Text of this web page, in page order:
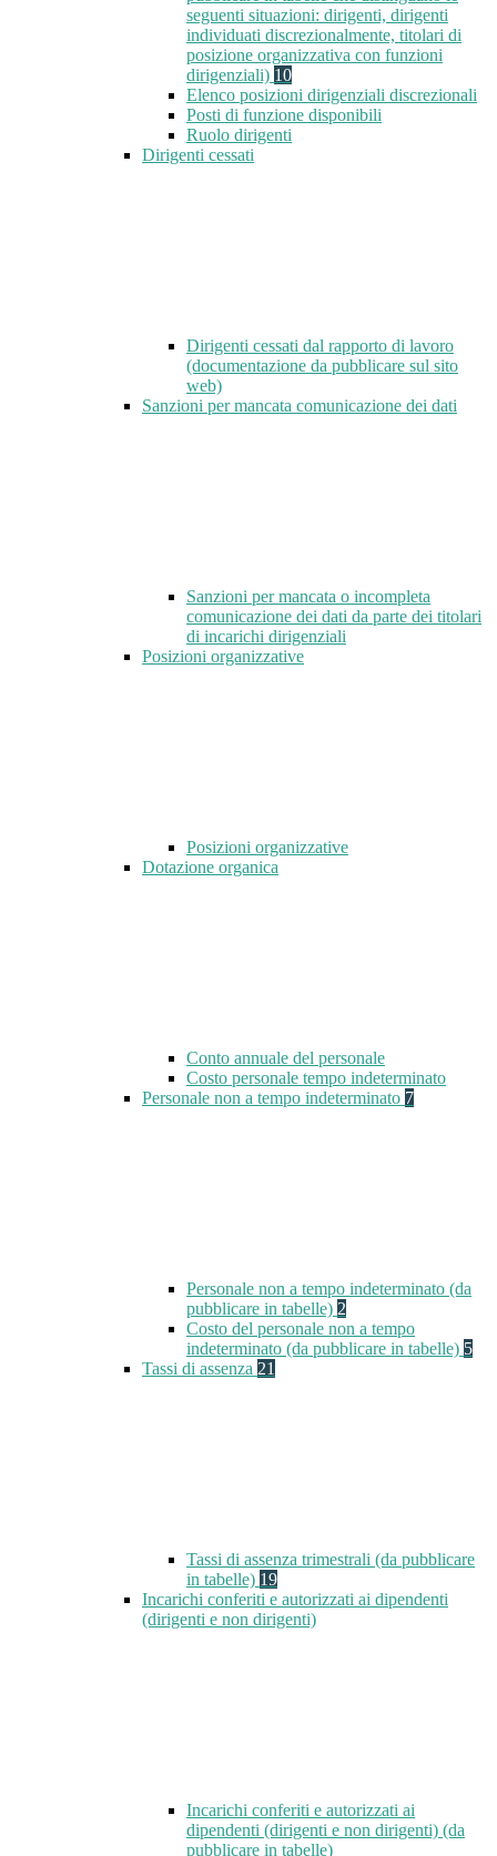
seguenti situazioni: dirigenti, dirigenti
individuati discrezionalmente, titolari di
posizione organizzativa con funzioni
dirigenziali) 10
Elenco posizioni dirigenziali discrezionali
Posti di funzione disponibili
Ruolo dirigenti
Dirigenti cessati
Dirigenti cessati dal rapporto di lavoro
(documentazione da pubblicare sul sito
web)
Sanzioni per mancata comunicazione dei dati
Sanzioni per mancata o incompleta
comunicazione dei dati da parte dei titolari
di incarichi dirigenziali
Posizioni organizzative
Posizioni organizzative
Dotazione organica
Conto annuale del personale
Costo personale tempo indeterminato
Personale non a tempo indeterminato 7
Personale non a tempo indeterminato (da
pubblicare in tabelle) 2
Costo del personale non a tempo
indeterminato (da pubblicare in tabelle) 5
Tassi di assenza 21
Tassi di assenza trimestrali (da pubblicare
in tabelle) 19
Incarichi conferiti e autorizzati ai dipendenti
(dirigenti e non dirigenti)
Incarichi conferiti e autorizzati ai
dipendenti (dirigenti e non dirigenti) (da
pubblicare in tabelle)